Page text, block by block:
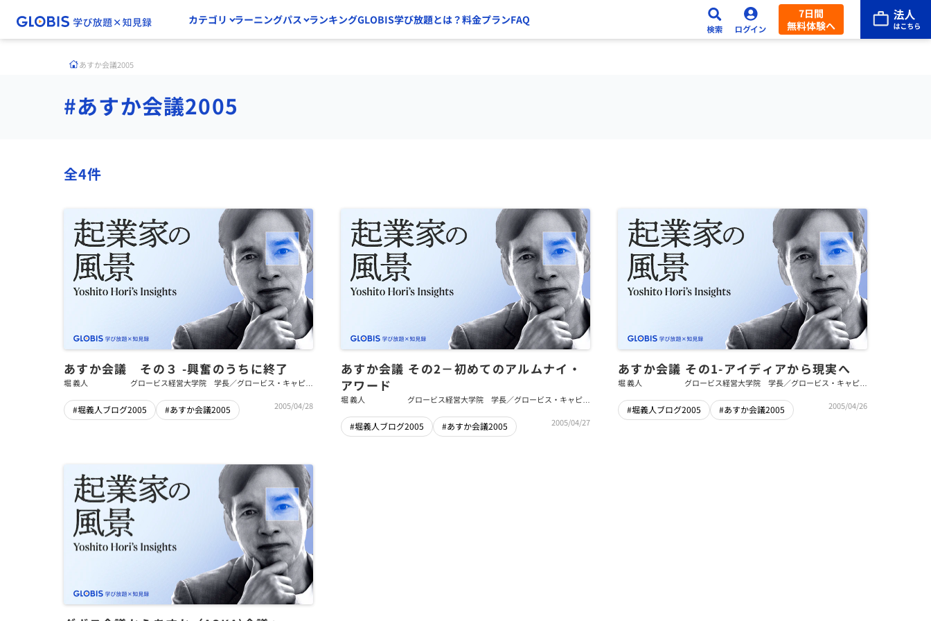
カテゴリ ラーニングパス ランキングGLOBIS学び放題とは？料金プランFAQ
7日間
無料体験へ
あすか会議2005
#あすか会議2005
全4件
あすか会議 その３ -興奮のうちに終了
堀 義人
グロービス経営大学院 学長／グロービス・キャピタ
#堀義人ブログ2005 #あすか会議2005 2005/04/28
あすか会議 その2－初めてのアルムナイ・
アワード
堀 義人
グロービス経営大学院 学長／グロービス・キャピタ
#堀義人ブログ2005 #あすか会議2005 2005/04/27
あすか会議 その1-アイディアから現実へ
堀 義人
グロービス経営大学院 学長／グロービス・キャピタ
#堀義人ブログ2005 #あすか会議2005 2005/04/26